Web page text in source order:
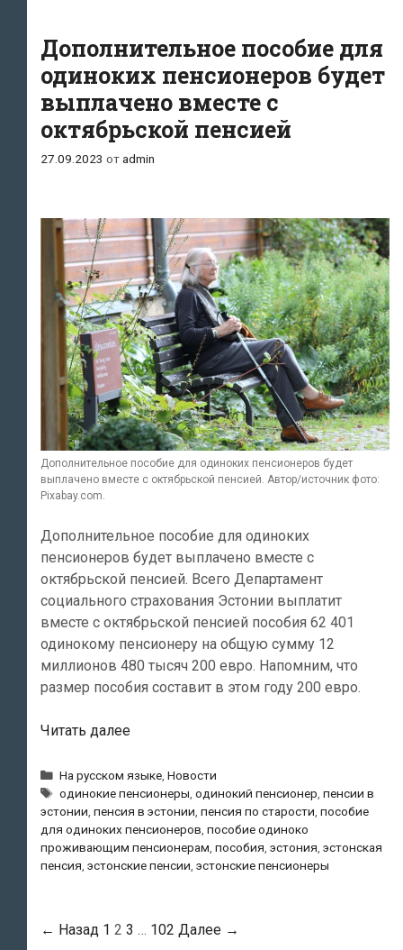
пенсионеров
Дополнительное пособие для
одиноких пенсионеров будет
выплачено вместе с
октябрьской пенсией
27.09.2023 отadmin
Дополнительное пособие для одиноких пенсионеров будет
выплачено вместе с октябрьской пенсией. Автор/источник фото:
Pixabay.com.
Дополнительное пособие для одиноких
пенсионеров будет выплачено вместе с
октябрьской пенсией. Всего Департамент
социального страхования Эстонии выплатит
вместе с октябрьской пенсией пособия 62 401
одинокому пенсионеру на общую сумму 12
миллионов 480 тысяч 200 евро. Напомним, что
размер пособия составит в этом году 200 евро.
Читать далееДополнительное
для
одиноких
пенсионеров
будет
выплачено
октябрьской
Рубрики
На русском языке,Новости
Метки
одинокие пенсионеры,одинокий пенсионер,пенсии в
эстонии, пенсия в эстонии, пенсия по старости, пособие
для одиноких пенсионеров, пособие одиноко
проживающим пенсионерам, пособия, эстония, эстонская
пенсия, эстонские пенсии, эстонские пенсионеры
Навигация
← Назад 1 2 3 … 102 Далее →